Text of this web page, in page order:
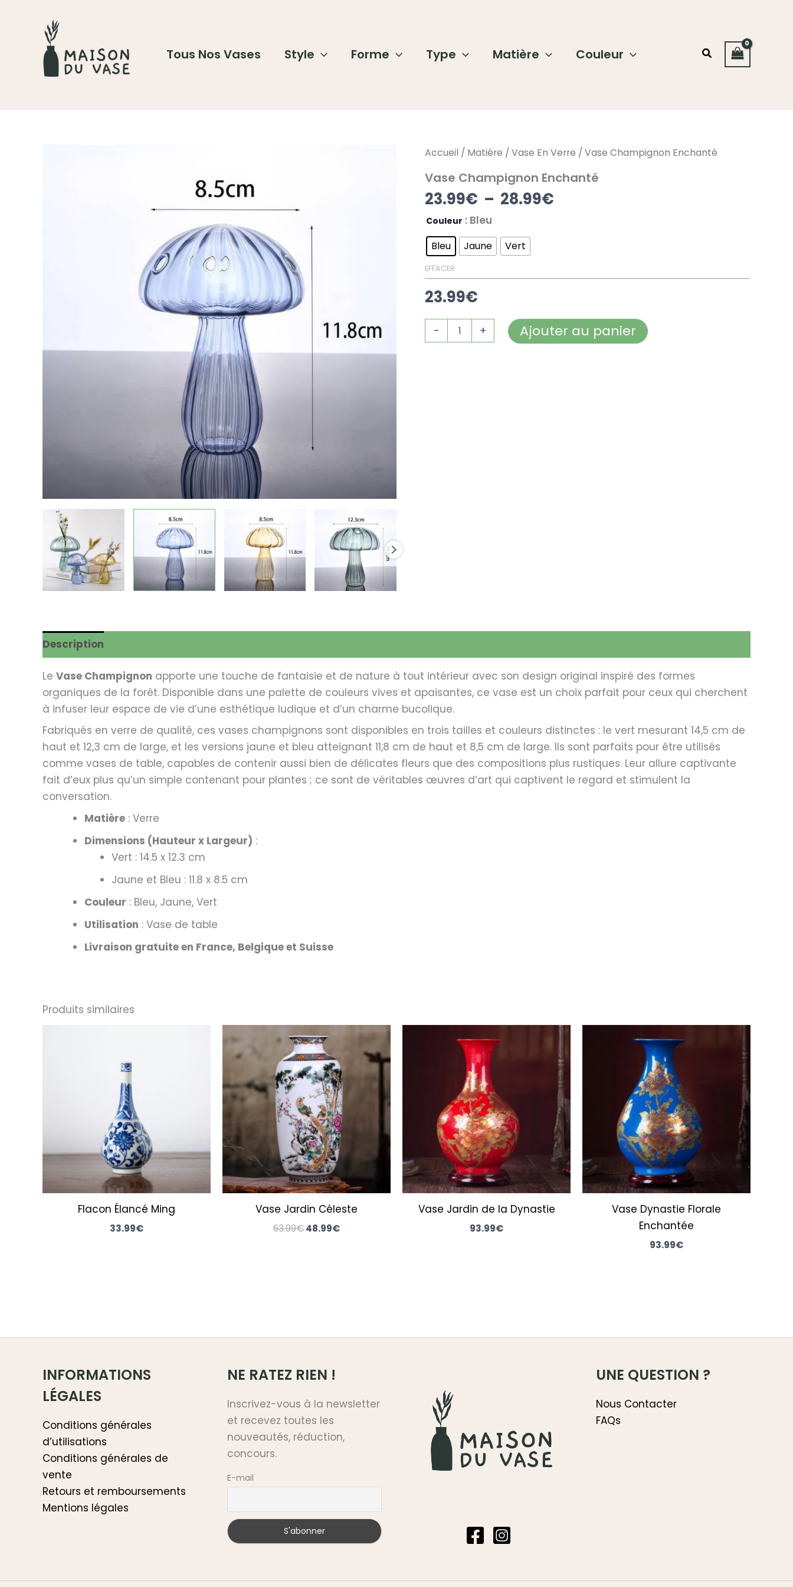
Tous Nos Vases Style Forme Type Matière Couleur Rechercher
Accueil / Matière / Vase En Verre / Vase Champignon Enchanté
Vase Champignon Enchanté
23.99€ – 28.99€
Plage
de
prix :
Couleur : Bleu
Bleu Jaune Vert
EFFACER
23.99€
-
quantité
Vase
Champignon
Enchanté
+ Ajouter au panier
Description
Le Vase Champignon apporte une touche de fantaisie et de nature à tout intérieur avec son design original inspiré des formes
organiques de la forêt. Disponible dans une palette de couleurs vives et apaisantes, ce vase est un choix parfait pour ceux qui cherchent
à infuser leur espace de vie d’une esthétique ludique et d’un charme bucolique.
Fabriqués en verre de qualité, ces vases champignons sont disponibles en trois tailles et couleurs distinctes : le vert mesurant 14,5 cm de
haut et 12,3 cm de large, et les versions jaune et bleu atteignant 11,8 cm de haut et 8,5 cm de large. Ils sont parfaits pour être utilisés
comme vases de table, capables de contenir aussi bien de délicates fleurs que des compositions plus rustiques. Leur allure captivante
fait d’eux plus qu’un simple contenant pour plantes ; ce sont de véritables œuvres d’art qui captivent le regard et stimulent la
conversation.
Matière : Verre
Dimensions (Hauteur x Largeur) :
Vert : 14.5 x 12.3 cm
Jaune et Bleu : 11.8 x 8.5 cm
Couleur : Bleu, Jaune, Vert
Utilisation : Vase de table
Livraison gratuite en France, Belgique et Suisse
Produits similaires
Flacon Élancé Ming
33.99€
Vase Jardin Céleste
63.99€
prix
initial
était :
63.99€.
48.99€
actuel
est :
48.99€.
Vase Jardin de la Dynastie
93.99€
Vase Dynastie Florale
Enchantée
93.99€
INFORMATIONS
LÉGALES
Conditions générales
d’utilisations
Conditions générales de
vente
Retours et remboursements
Mentions légales
NE RATEZ RIEN !
Inscrivez-vous à la newsletter
et recevez toutes les
nouveautés, réduction,
concours.
E-mail
UNE QUESTION ?
Nous Contacter
FAQs